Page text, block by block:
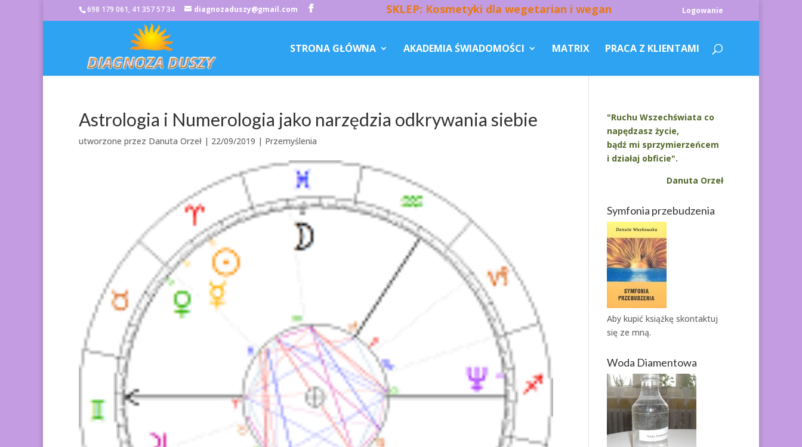
698 179 061, 41 357 57 34 diagnozaduszy@gmail.com SKLEP: Kosmetyki dla wegetarian i wegan Logowanie
STRONA GŁÓWNA AKADEMIA ŚWIADOMOŚCI MATRIX PRACA Z KLIENTAMI
Astrologia i Numerologia jako narzędzia odkrywania siebie
utworzone przez Danuta Orzeł | 22/09/2019 | Przemyślenia
"Ruchu Wszechświata co
napędzasz życie,
bądź mi sprzymierzeńcem
i działaj obficie".
Danuta Orzeł
Symfonia przebudzenia
Aby kupić książkę skontaktuj
się ze mną.
Woda Diamentowa